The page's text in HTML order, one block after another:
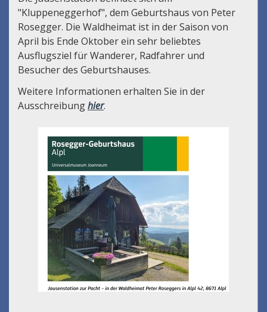
"Kluppeneggerhof", dem Geburtshaus von Peter
Rosegger. Die Waldheimat ist in der Saison von
April bis Ende Oktober ein sehr beliebtes
Ausflugsziel für Wanderer, Radfahrer und
Besucher des Geburtshauses.
Weitere Informationen erhalten Sie in der
Ausschreibunghier.